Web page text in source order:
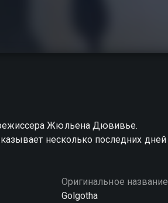
Жюльена Дювивье.
несколько последних дней
Оригинальное название
Golgotha